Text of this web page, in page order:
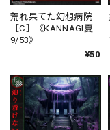
荒れ果てた幻想病院
［C］《KANNAGI夏
9/53》
¥50